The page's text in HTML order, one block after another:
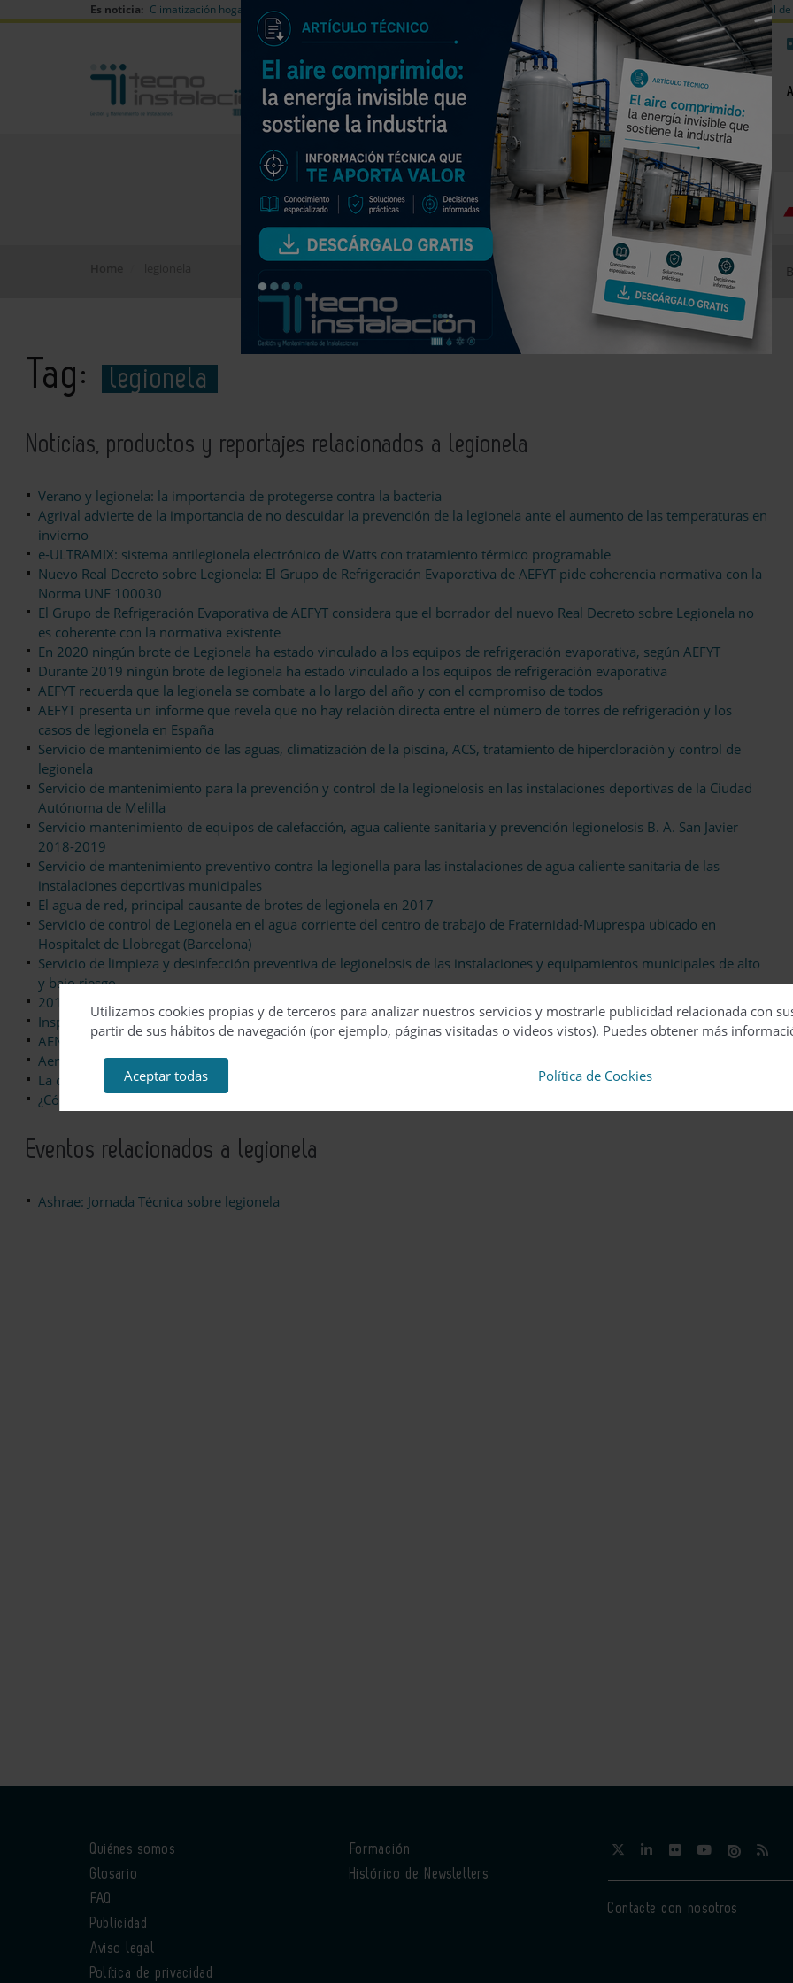
Es noticia: Climatización hogares verano Válvulas de equilibrado para sistemas calefacción Día mundial
NOTICIAS PRODUCTOS
EMPRESAS PREMIUM
Tag: legionela
Noticias, productos y reportajes relacionados a legionela
Verano y legionela: la importancia de protegerse contra la bacteria
Agrival advierte de la importancia de no descuidar la prevención de la legionela ante el aumento de las temperaturas en
invierno
e-ULTRAMIX: sistema antilegionela electrónico de Watts con tratamiento térmico programable
Nuevo Real Decreto sobre Legionela: El Grupo de Refrigeración Evaporativa de AEFYT pide coherencia normativa con la
Norma UNE 100030
El Grupo de Refrigeración Evaporativa de AEFYT considera que el borrador del nuevo Real Decreto sobre Legionela no
es coherente con la normativa existente
En 2020 ningún brote de Legionela ha estado vinculado a los equipos de refrigeración evaporativa, según AEFYT
Durante 2019 ningún brote de legionela ha estado vinculado a los equipos de refrigeración evaporativa
AEFYT recuerda que la legionela se combate a lo largo del año y con el compromiso de todos
AEFYT presenta un informe que revela que no hay relación directa entre el número de torres de refrigeración y los
casos de legionela en España
Servicio de mantenimiento de las aguas, climatización de la piscina, ACS, tratamiento de hipercloración y control de
legionela
Servicio de mantenimiento para la prevención y control de la legionelosis en las instalaciones deportivas de la Ciudad
Autónoma de Melilla
Servicio mantenimiento de equipos de calefacción, agua caliente sanitaria y prevención legionelosis B. A. San Javier
2018-2019
Servicio de mantenimiento preventivo contra la legionella para las instalaciones de agua caliente sanitaria de las
instalaciones deportivas municipales
El agua de red, principal causante de brotes de legionela en 2017
Servicio de control de Legionela en el agua corriente del centro de trabajo de Fraternidad-Muprespa ubicado en
Hospitalet de Llobregat (Barcelona)
Servicio de limpieza y desinfección preventiva de legionelosis de las instalaciones y equipamientos municipales de alto
y bajo riesgo
2016 se salda sin brotes de legionela vinculados a torres de refrigeración
Inspección, limpieza y desinfección: las tres claves para un verano sin legionela, según AEFYT
AENOR actualiza la colección de normas relacionadas con el RITE
Aenor actualiza la colección de normas relacionadas con el RITE
La contaminación por legionela puede prevenirse gracias al aislamiento térmico
¿Cómo pasar un verano sin legionela?
Eventos relacionados a legionela
Ashrae: Jornada Técnica sobre legionela
Quiénes somos
Glosario
FAQ
Publicidad
Aviso legal
Política de privacidad
Formación
Histórico de Newsletters
Contacte con nosotros
Utilizamos cookies propias y de terceros para analizar nuestros servicios y mostrarle publicidad relacionada con
partir de sus hábitos de navegación (por ejemplo, páginas visitadas o videos vistos). Puedes obtener más
Aceptar todas Política de Cookies